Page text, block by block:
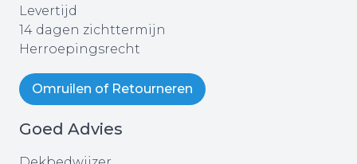
Levertijd
14 dagen zichttermijn
Herroepingsrecht
Omruilen of Retourneren
Goed Advies